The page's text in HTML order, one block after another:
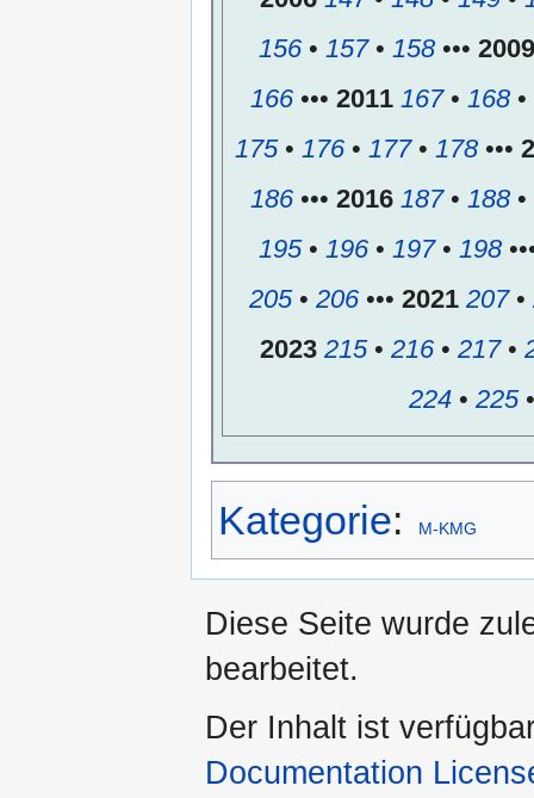
156• 157• 158••• 2009
166••• 2011 167• 168•
175• 176• 177• 178•••
186••• 2016 187• 188•
195• 196• 197• 198
205• 206••• 2021 207•
2023 215• 216• 217•
224• 225
Kategorie: M-KMG
Diese Seite wurde
bearbeitet.
Der Inhalt ist
Documentation